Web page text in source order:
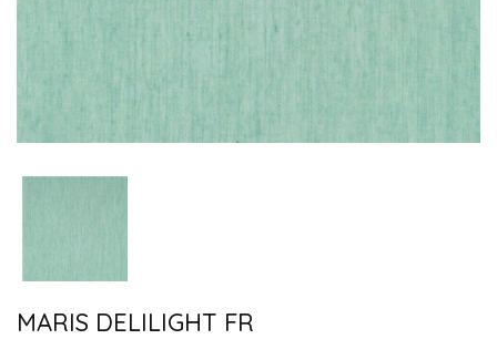
MARIS DELILIGHT FR